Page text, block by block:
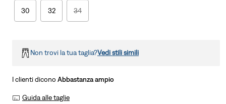
30 32 34
Non trovi la tua taglia?Vedi stili simili
I clienti dicono Abbastanza ampio
Guida alle taglie